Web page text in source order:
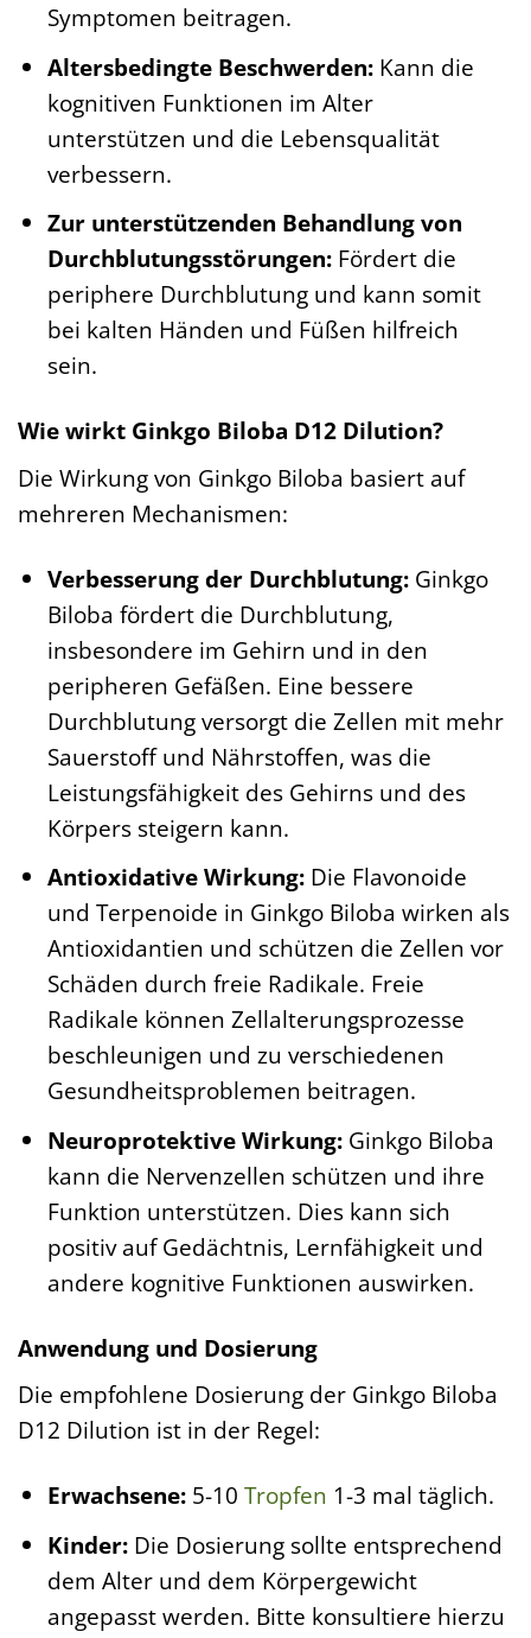
Symptomen beitragen.
Altersbedingte Beschwerden:Kann die
kognitiven Funktionen im Alter
unterstützen und die Lebensqualität
verbessern.
Zur unterstützenden Behandlung von
Durchblutungsstörungen:Fördert die
periphere Durchblutung und kann somit
bei kalten Händen und Füßen hilfreich
sein.
Wie wirkt Ginkgo Biloba D12 Dilution?
Die Wirkung von Ginkgo Biloba basiert auf
mehreren Mechanismen:
Verbesserung der Durchblutung:Ginkgo
Biloba fördert die Durchblutung,
insbesondere im Gehirn und in den
peripheren Gefäßen. Eine bessere
Durchblutung versorgt die Zellen mit mehr
Sauerstoff und Nährstoffen, was die
Leistungsfähigkeit des Gehirns und des
Körpers steigern kann.
Antioxidative Wirkung:Die Flavonoide
und Terpenoide in Ginkgo Biloba wirken als
Antioxidantien und schützen die Zellen vor
Schäden durch freie Radikale. Freie
Radikale können Zellalterungsprozesse
beschleunigen und zu verschiedenen
Gesundheitsproblemen beitragen.
Neuroprotektive Wirkung:Ginkgo Biloba
kann die Nervenzellen schützen und ihre
Funktion unterstützen. Dies kann sich
positiv auf Gedächtnis, Lernfähigkeit und
andere kognitive Funktionen auswirken.
Anwendung und Dosierung
Die empfohlene Dosierung der Ginkgo Biloba
D12 Dilution ist in der Regel:
Erwachsene:5-10 Tropfen 1-3 mal täglich.
Kinder:Die Dosierung sollte entsprechend
dem Alter und dem Körpergewicht
angepasst werden. Bitte konsultiere hierzu